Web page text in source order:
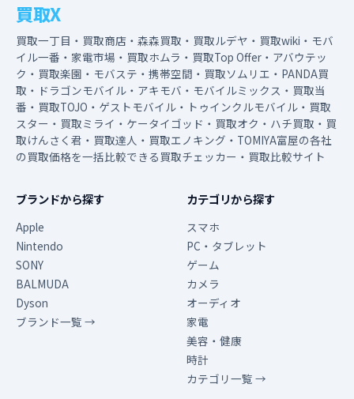
買取X
買取一丁目・買取商店・森森買取・買取ルデヤ・買取wiki・モバ
イル一番・家電市場・買取ホムラ・買取Top Offer・アバウテッ
ク・買取楽園・モバステ・携帯空間・買取ソムリエ・PANDA買
取・ドラゴンモバイル・アキモバ・モバイルミックス・買取当
番・買取TOJO・ゲストモバイル・トゥインクルモバイル・買取
スター・買取ミライ・ケータイゴッド・買取オク・ハチ買取・買
取けんさく君・買取達人・買取エノキング・TOMIYA富屋の各社
の買取価格を一括比較できる買取チェッカー・買取比較サイト
ブランドから探す
Apple
Nintendo
SONY
BALMUDA
Dyson
ブランド一覧 →
カテゴリから探す
スマホ
PC・タブレット
ゲーム
カメラ
オーディオ
家電
美容・健康
時計
カテゴリ一覧 →